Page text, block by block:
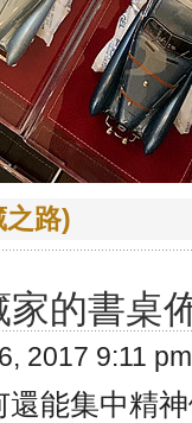
路)
的書桌
2017 9:11 pm
還能集中精